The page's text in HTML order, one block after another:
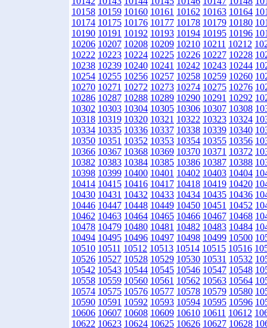
10158 10159 10160 10161 10162 10163 10164
10174 10175 10176 10177 10178 10179 10180
10190 10191 10192 10193 10194 10195 10196
10206 10207 10208 10209 10210 10211 10212
10222 10223 10224 10225 10226 10227 10228
10238 10239 10240 10241 10242 10243 10244
10254 10255 10256 10257 10258 10259 10260
10270 10271 10272 10273 10274 10275 10276
10286 10287 10288 10289 10290 10291 10292
10302 10303 10304 10305 10306 10307 10308
10318 10319 10320 10321 10322 10323 10324
10334 10335 10336 10337 10338 10339 10340
10350 10351 10352 10353 10354 10355 10356
10366 10367 10368 10369 10370 10371 10372
10382 10383 10384 10385 10386 10387 10388
10398 10399 10400 10401 10402 10403 10404
10414 10415 10416 10417 10418 10419 10420
10430 10431 10432 10433 10434 10435 10436
10446 10447 10448 10449 10450 10451 10452
10462 10463 10464 10465 10466 10467 10468
10478 10479 10480 10481 10482 10483 10484
10494 10495 10496 10497 10498 10499 10500
10510 10511 10512 10513 10514 10515 10516
10526 10527 10528 10529 10530 10531 10532
10542 10543 10544 10545 10546 10547 10548
10558 10559 10560 10561 10562 10563 10564
10574 10575 10576 10577 10578 10579 10580
10590 10591 10592 10593 10594 10595 10596
10606 10607 10608 10609 10610 10611 10612
10622 10623 10624 10625 10626 10627 10628